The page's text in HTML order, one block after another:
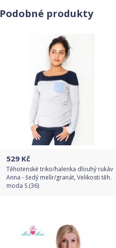
Podobné produkty
529 Kč
Těhotenské triko/halenka dlouhý rukáv
Anna - šedý melír/granát, Velikosti těh.
moda S (36)
Detail produktu